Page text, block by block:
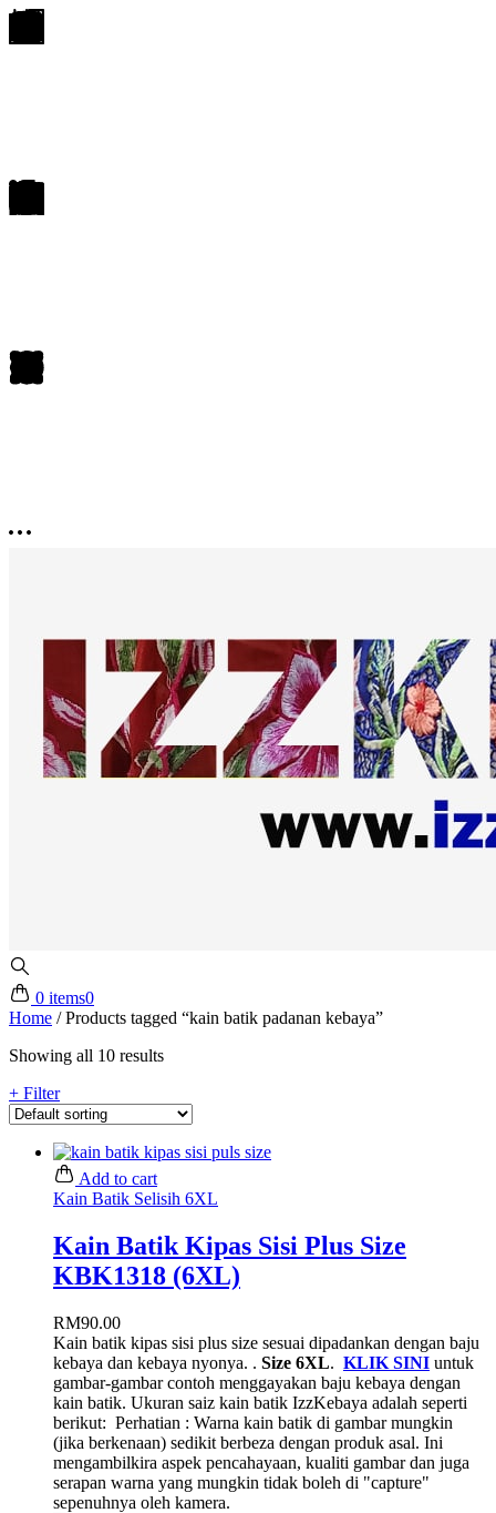
0 items0
Home /Products tagged “kain batik padanan kebaya”
Showing all 10 results
+ Filter
Add to cart
Kain Batik Selisih 6XL
Kain Batik Kipas Sisi Plus Size
KBK1318 (6XL)
RM90.00
Kain batik kipas sisi plus size sesuai dipadankan dengan baju
kebaya dan kebaya nyonya. . Size 6XL. KLIK SINI untuk
gambar-gambar contoh menggayakan baju kebaya dengan
kain batik. Ukuran saiz kain batik IzzKebaya adalah seperti
berikut: Perhatian : Warna kain batik di gambar mungkin
(jika berkenaan) sedikit berbeza dengan produk asal. Ini
mengambilkira aspek pencahayaan, kualiti gambar dan juga
serapan warna yang mungkin tidak boleh di "capture"
sepenuhnya oleh kamera.